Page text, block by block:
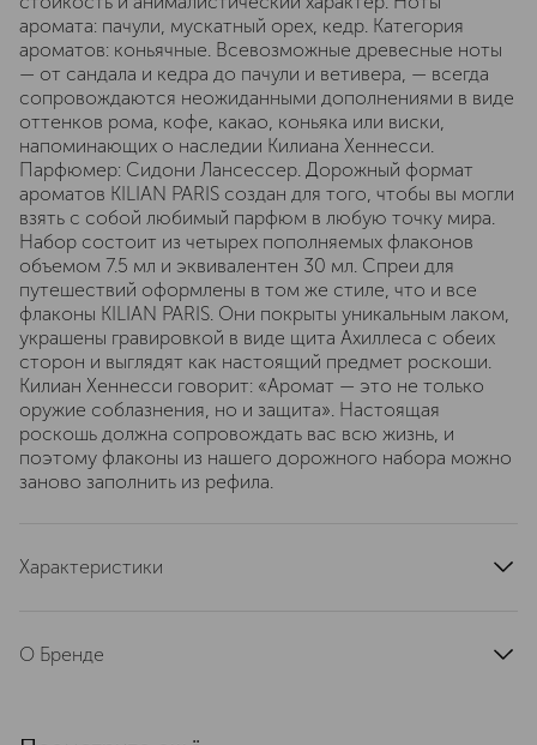
аромата: пачули, мускатный орех, кедр. Категория
ароматов: коньячные. Всевозможные древесные ноты
— от сандала и кедра до пачули и ветивера, — всегда
сопровождаются неожиданными дополнениями в виде
оттенков рома, кофе, какао, коньяка или виски,
напоминающих о наследии Килиана Хеннесси.
Парфюмер: Сидони Лансессер. Дорожный формат
ароматов KILIAN PARIS создан для того, чтобы вы могли
взять с собой любимый парфюм в любую точку мира.
Набор состоит из четырех пополняемых флаконов
объемом 7.5 мл и эквивалентен 30 мл. Спреи для
путешествий оформлены в том же стиле, что и все
флаконы KILIAN PARIS. Они покрыты уникальным лаком,
украшены гравировкой в виде щита Ахиллеса с обеих
сторон и выглядят как настоящий предмет роскоши.
Килиан Хеннесси говорит: «Аромат — это не только
оружие соблазнения, но и защита». Настоящая
роскошь должна сопровождать вас всю жизнь, и
поэтому флаконы из нашего дорожного набора можно
заново заполнить из рефила.
Характеристики
объемом 7.5 мл и эквивалентен 30 мл Атомайзер
О Бренде